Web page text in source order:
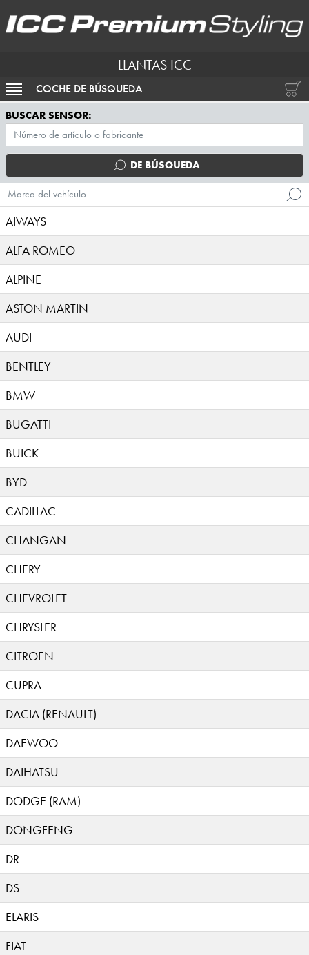
LLANTAS ICC
ACTIVAR NAVEGACIÓN
COCHE DE BÚSQUEDA
BUSCAR SENSOR:
DE BÚSQUEDA
Marca del vehículo
AIWAYS
ALFA ROMEO
ALPINE
ASTON MARTIN
AUDI
BENTLEY
BMW
BUGATTI
BUICK
BYD
CADILLAC
CHANGAN
CHERY
CHEVROLET
CHRYSLER
CITROEN
CUPRA
DACIA (RENAULT)
DAEWOO
DAIHATSU
DODGE (RAM)
DONGFENG
DR
DS
ELARIS
FIAT